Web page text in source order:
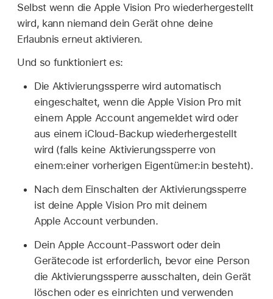
Selbst wenn die Apple Vision Pro wiederhergestellt
wird, kann niemand dein Gerät ohne deine
Erlaubnis erneut aktivieren.
Und so funktioniert es:
Die Aktivierungssperre wird automatisch
eingeschaltet, wenn die Apple Vision Pro mit
einem Apple Account angemeldet wird oder
aus einem iCloud-Backup wiederhergestellt
wird (falls keine Aktivierungssperre von
einem:einer vorherigen Eigentümer:in besteht).
Nach dem Einschalten der Aktivierungssperre
ist deine Apple Vision Pro mit deinem
Apple Account verbunden.
Dein Apple Account-Passwort oder dein
Gerätecode ist erforderlich, bevor eine Person
die Aktivierungssperre ausschalten, dein Gerät
löschen oder es einrichten und verwenden